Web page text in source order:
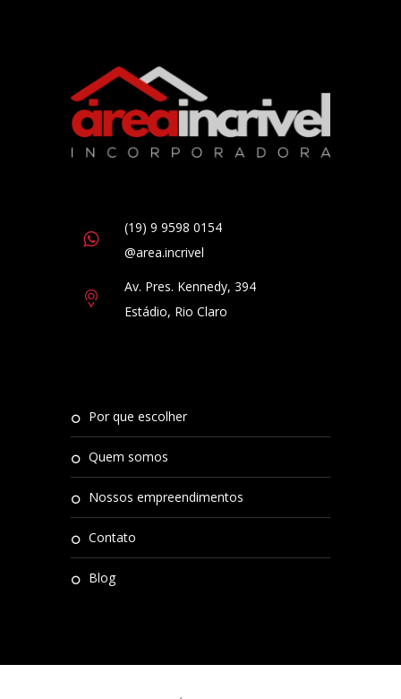
(19) 9 9598 0154
@area.incrivel
Av. Pres. Kennedy, 394
Estádio, Rio Claro
por que escolher
quem somos
nossos empreendimentos
contato
blog